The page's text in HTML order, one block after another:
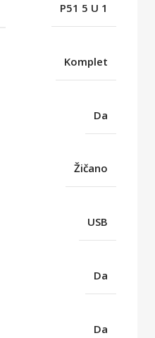
P51 5 U 1
Komplet
Da
Žičano
USB
Da
Da